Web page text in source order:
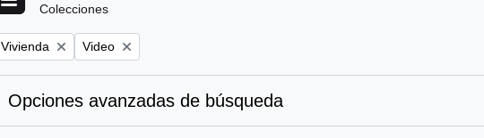
Colecciones
Remove filter:
Vivienda Remove filter:
Video
Opciones avanzadas de búsqueda